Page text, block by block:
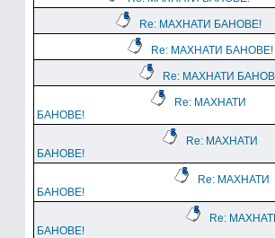
Re: МАХНАТИ БАНОВЕ!
Re: МАХНАТИ БАНОВЕ!
Re: МАХНАТИ
Re: МАХНАТИ
БАНОВЕ!
Re: МАХНАТИ
БАНОВЕ!
Re: МАХНАТИ
БАНОВЕ!
Re:
БАНОВЕ!